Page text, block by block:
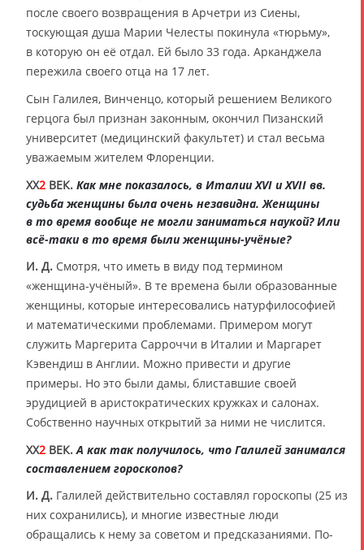
после своего возвращения в Арчетри из Сиены,
тоскующая душа Марии Челесты покинула «тюрьму»,
в которую он её отдал. Ей было 33 года. Арканджела
пережила своего отца на 17 лет.
Сын Галилея, Винченцо, который решением Великого
герцога был признан законным, окончил Пизанский
университет (медицинский факультет) и стал весьма
уважаемым жителем Флоренции.
XX2 ВЕК. Как мне показалось, в Италии XVI и XVII вв.
судьба женщины была очень незавидна. Женщины
в то время вообще не могли заниматься наукой? Или
всё-таки в то время были женщины-учёные?
И. Д. Смотря, что иметь в виду под термином
«женщина-учёный». В те времена были образованные
женщины, которые интересовались натурфилософией
и математическими проблемами. Примером могут
служить Маргерита Сарроччи в Италии и Маргарет
Кэвендиш в Англии. Можно привести и другие
примеры. Но это были дамы, блиставшие своей
эрудицией в аристократических кружках и салонах.
Собственно научных открытий за ними не числится.
XX2 ВЕК. А как так получилось, что Галилей занимался
составлением гороскопов?
И. Д. Галилей действительно составлял гороскопы (25 из
них сохранились), и многие известные люди
обращались к нему за советом и предсказаниями. По-